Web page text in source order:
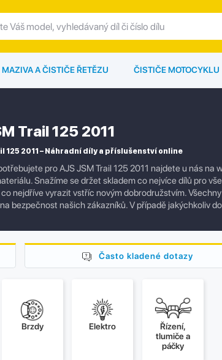
MAZIVA A ČISTIČE ŘETĚZU ČISTIČE MOTOCYKLU
Trail 125 2011
125 2011 – Náhradní díly a příslušenství online
pro AJS JSM Trail 125 2011 najdete u nás
Snažíme se držet skladem co nejvíce dílů pro
nejdříve vyrazit vstříc novým dobrodružstvím.
bezpečnost našich zákazníků. V případě jakýchkoliv
Často kladené dotazy
Brzdy Elektro
Řízení,
tlumiče a
páčky